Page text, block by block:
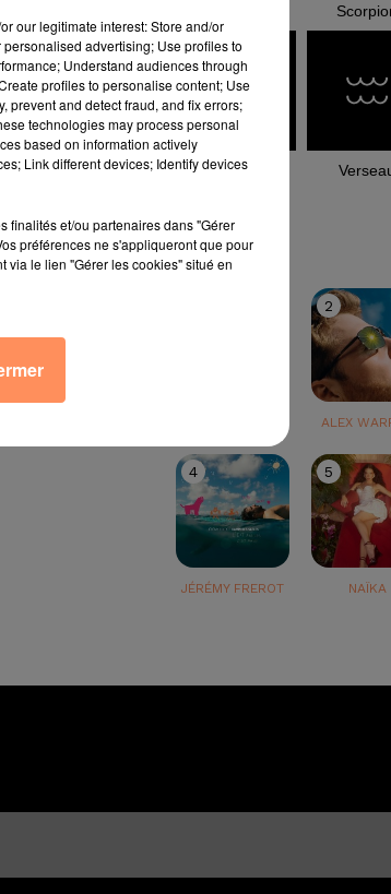
Capricorne
le top
2
ALEX
4
JÉRÉMY FREROT
5
NAÏKA
our legitimate interest: Store and/or
advertising; Use profiles to
Understand audiences through
profiles to personalise content; Use
prevent and detect fraud, and fix errors;
technologies may process personal
based on information actively
Link different devices; Identify devices
finalités et/ou partenaires dans "Gérer
préférences ne s'appliqueront que pour
via le lien "Gérer les cookies" situé en